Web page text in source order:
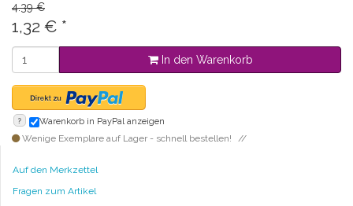
4.39 €
1,32 € *
In den Warenkorb
? Warenkorb in PayPal anzeigen
Wenige Exemplare auf Lager - schnell bestellen!
Auf den Merkzettel
Fragen zum Artikel